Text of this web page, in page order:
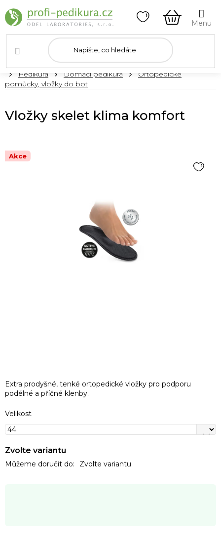
na
obsah
NÁKUPNÍ
KOŠÍK
DomůPedikúra Domácí pedikúra
Ortopedické
pomůcky, vložky do bot
Extra prodyšné, tenké ortopedické vložky pro podporu
podélné a příčné klenby.
Velikost
Zvolte variantu
Můžeme doručit do: Zvolte variantu
Vložky skelet klima komfort
Akce